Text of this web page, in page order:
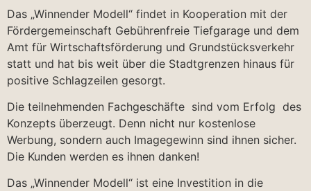
Das „Winnender Modell“ findet in Kooperation mit der
Fördergemeinschaft Gebührenfreie Tiefgarage und dem
Amt für Wirtschaftsförderung und Grundstücksverkehr
statt und hat bis weit über die Stadtgrenzen hinaus für
positive Schlagzeilen gesorgt.
Die teilnehmenden Fachgeschäfte sind vom Erfolg des
Konzepts überzeugt. Denn nicht nur kostenlose
Werbung, sondern auch Imagegewinn sind ihnen sicher.
Die Kunden werden es ihnen danken!
Das „Winnender Modell“ ist eine Investition in die